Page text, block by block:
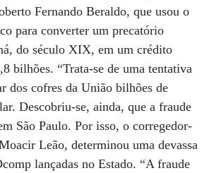
Fernando Beraldo, que usou o
para converter um precatório
do século XIX, em um crédito
bilhões. “Trata-se de uma tentativa
dos cofres da União bilhões de
Descobriu-se, ainda, que a fraude
São Paulo. Por isso, o corregedor-
Leão, determinou uma devassa
lançadas no Estado. “A fraude